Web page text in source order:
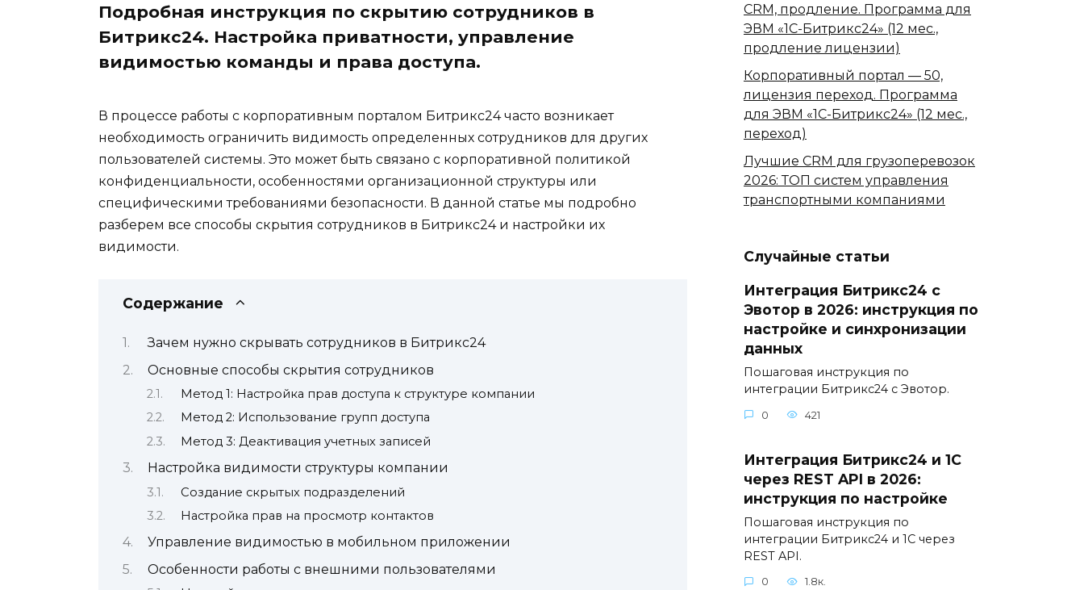
Подробная инструкция по скрытию сотрудников в
Битрикс24. Настройка приватности, управление
видимостью команды и права доступа.
В процессе работы с корпоративным порталом Битрикс24 часто возникает
необходимость ограничить видимость определенных сотрудников для других
пользователей системы. Это может быть связано с корпоративной политикой
конфиденциальности, особенностями организационной структуры или
специфическими требованиями безопасности. В данной статье мы подробно
разберем все способы скрытия сотрудников в Битрикс24 и настройки их
видимости.
Содержание
Зачем нужно скрывать сотрудников в Битрикс24
Основные способы скрытия сотрудников
Метод 1: Настройка прав доступа к структуре компании
Метод 2: Использование групп доступа
Метод 3: Деактивация учетных записей
Настройка видимости структуры компании
Создание скрытых подразделений
Настройка прав на просмотр контактов
Управление видимостью в мобильном приложении
Особенности работы с внешними пользователями
CRM, продление. Программа для
ЭВМ «1С-Битрикс24» (12 мес.,
продление лицензии)
Корпоративный портал — 50,
лицензия переход. Программа
для ЭВМ «1С-Битрикс24» (12 мес.,
переход)
Лучшие CRM для грузоперевозок
2026: ТОП систем управления
транспортными компаниями
Случайные статьи
Интеграция Битрикс24 с
Эвотор в 2026: инструкция по
настройке и синхронизации
данных
Пошаговая инструкция по
интеграции Битрикс24 с Эвотор.
0 421
Интеграция Битрикс24 и 1С
через REST API в 2026:
инструкция по настройке
Пошаговая инструкция по
интеграции Битрикс24 и 1С через
REST API.
0 1.8к.